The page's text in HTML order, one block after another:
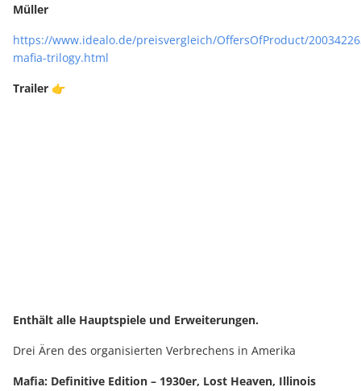
Müller
https://www.idealo.de/preisvergleich/OffersOfProduct/
mafia-trilogy.html
Trailer 👉
Enthält alle Hauptspiele und Erweiterungen.
Drei Ären des organisierten Verbrechens in Amerika
Mafia: Definitive Edition – 1930er, Lost Heaven, Illinois